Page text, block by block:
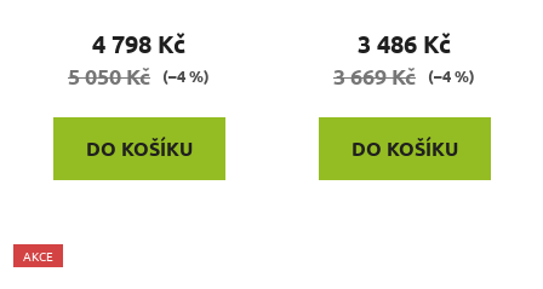
4 798 Kč
5 050 Kč (–4 %)
DO KOŠÍKU
3 486 Kč
3 669 Kč (–4 %)
DO KOŠÍKU
AKCE